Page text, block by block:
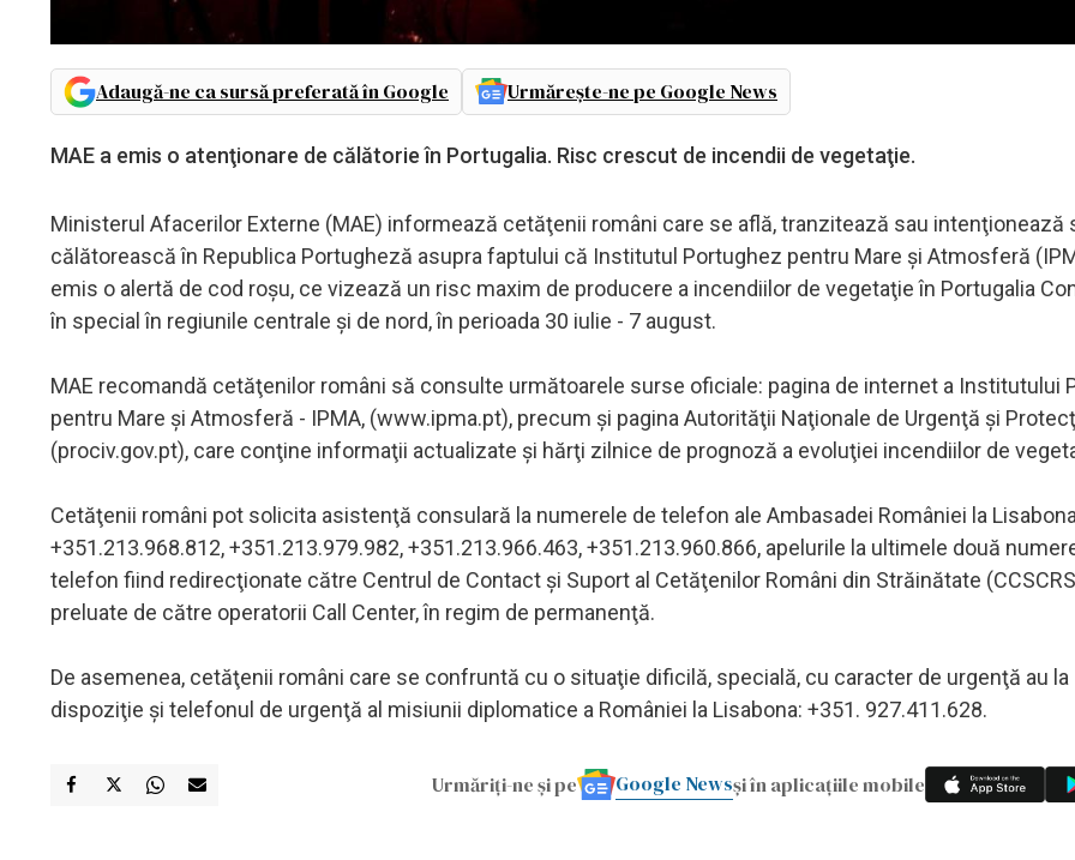
Adaugă-ne ca sursă preferată în Google Urmărește-ne pe Google News
MAE a emis o atenţionare de călătorie în Portugalia. Risc crescut de incendii de vegetaţie.
Ministerul Afacerilor Externe (MAE) informează cetăţenii români care se află, tranzitează sau intenţionează
călătorească în Republica Portugheză asupra faptului că Institutul Portughez pentru Mare şi Atmosferă
emis o alertă de cod roşu, ce vizează un risc maxim de producere a incendiilor de vegetaţie în Portugalia
în special în regiunile centrale şi de nord, în perioada 30 iulie - 7 august.
MAE recomandă cetăţenilor români să consulte următoarele surse oficiale: pagina de internet a Institutului
pentru Mare şi Atmosferă - IPMA, (www.ipma.pt), precum şi pagina Autorităţii Naţionale de Urgenţă şi
(prociv.gov.pt), care conţine informaţii actualizate şi hărţi zilnice de prognoză a evoluţiei incendiilor de
Cetăţenii români pot solicita asistenţă consulară la numerele de telefon ale Ambasadei României la
+351.213.968.812, +351.213.979.982, +351.213.966.463, +351.213.960.866, apelurile la ultimele două
telefon fiind redirecţionate către Centrul de Contact şi Suport al Cetăţenilor Români din Străinătate
preluate de către operatorii Call Center, în regim de permanenţă.
De asemenea, cetăţenii români care se confruntă cu o situaţie dificilă, specială, cu caracter de urgenţă au la
dispoziţie şi telefonul de urgenţă al misiunii diplomatice a României la Lisabona: +351. 927.411.628.
Urmăriți-ne și pe Google Newsși în aplicațiile mobile